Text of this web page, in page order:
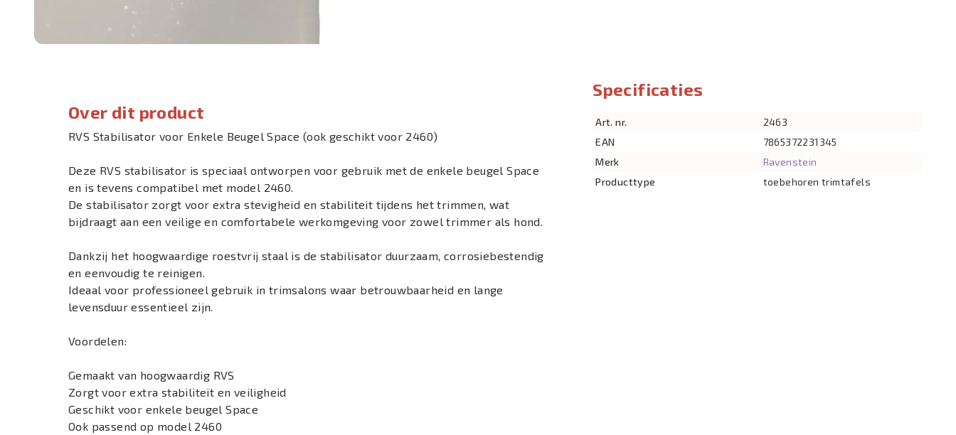
Over dit product
RVS Stabilisator voor Enkele Beugel Space (ook geschikt voor 2460)
Deze RVS stabilisator is speciaal ontworpen voor gebruik met de enkele beugel Space
en is tevens compatibel met model 2460.
De stabilisator zorgt voor extra stevigheid en stabiliteit tijdens het trimmen, wat
bijdraagt aan een veilige en comfortabele werkomgeving voor zowel trimmer als hond.
Dankzij het hoogwaardige roestvrij staal is de stabilisator duurzaam, corrosiebestendig
en eenvoudig te reinigen.
Ideaal voor professioneel gebruik in trimsalons waar betrouwbaarheid en lange
levensduur essentieel zijn.
Voordelen:
Gemaakt van hoogwaardig RVS
Zorgt voor extra stabiliteit en veiligheid
Geschikt voor enkele beugel Space
Ook passend op model 2460
Specificaties
Art. nr.
2463
EAN
7865372231345
Merk
Ravenstein
Producttype
toebehoren trimtafels